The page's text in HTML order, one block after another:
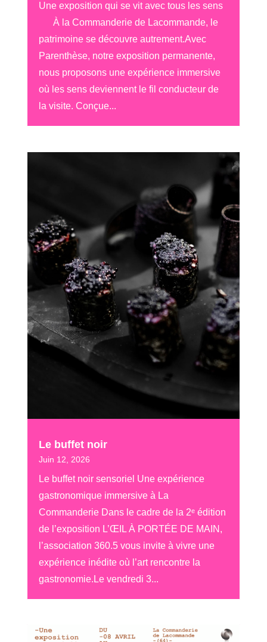
Une exposition qui se vit avec tous les sens
À la Commanderie de Lacommande, le
patrimoine se découvre autrement.Avec
Parenthèse, notre exposition permanente,
nous proposons une expérience immersive
où les sens deviennent le fil conducteur de
la visite. Conçue...
Le buffet noir
Juin 12, 2026
Le buffet noir sensoriel Une expérience
gastronomique immersive à La
Commanderie Dans le cadre de la 2ᵉ édition
de l’exposition L’ŒIL À PORTÉE DE MAIN,
l’association 360.5 vous invite à vivre une
expérience inédite où l’art rencontre la
gastronomie.Le vendredi 3...